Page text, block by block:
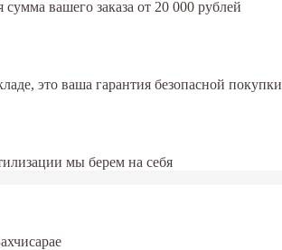
вашего заказа от 20 000 рублей
это ваша гарантия безопасной покупки
мы берем на себя